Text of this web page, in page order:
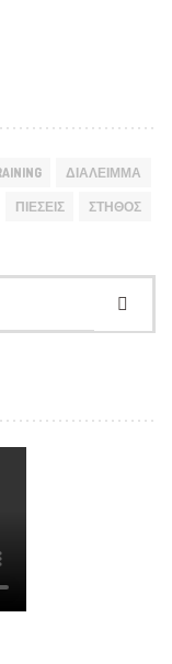
ΔΙΆΛΕΙΜΜΑ
ΠΙΈΣΕΙΣ ΣΤΉΘΟΣ